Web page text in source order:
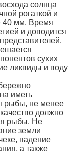
солнца
рогаткой и
40 мм. Время
и доводится
сухих
ликвиды и воду
иметь
рыбы, не менее
должно
рыбы. Не
земли
падение
а также